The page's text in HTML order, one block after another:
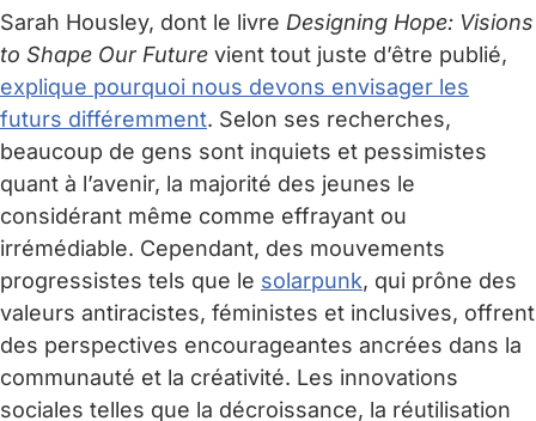
Sarah Housley, dont le livre Designing Hope: Visions
to Shape Our Future vient tout juste d’être publié,
explique pourquoi nous devons envisager les
futurs différemment. Selon ses recherches,
beaucoup de gens sont inquiets et pessimistes
quant à l’avenir, la majorité des jeunes le
considérant même comme effrayant ou
irrémédiable. Cependant, des mouvements
progressistes tels que le solarpunk, qui prône des
valeurs antiracistes, féministes et inclusives, offrent
des perspectives encourageantes ancrées dans la
communauté et la créativité. Les innovations
sociales telles que la décroissance, la réutilisation